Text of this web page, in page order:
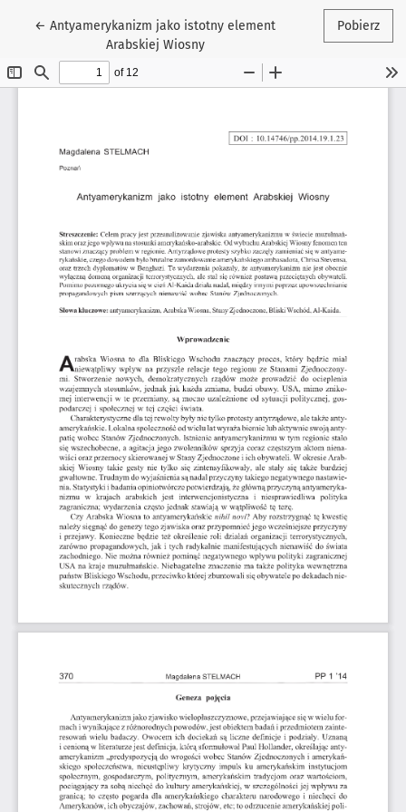
←Wróć do szczegółów artykułu
Antyamerykanizm jako istotny element
Arabskiej Wiosny
Pobierz